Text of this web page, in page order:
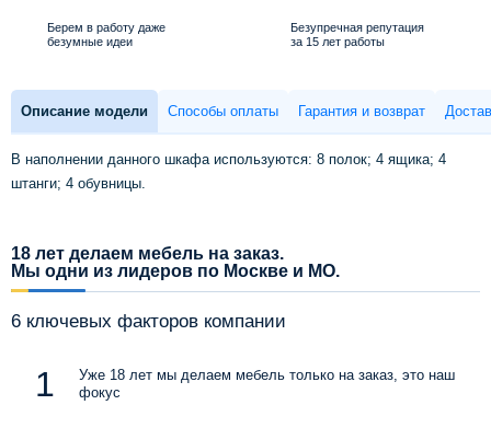
Берем в работу даже
безумные идеи
Безупречная репутация
за 15 лет работы
Описание модели Способы оплаты Гарантия и возврат
В наполнении данного шкафа используются: 8 полок; 4 ящика; 4
штанги; 4 обувницы.
18 лет делаем мебель на заказ.
Мы одни из лидеров по Москве и МО.
6 ключевых факторов компании
Уже 18 лет мы делаем мебель только на заказ, это наш
фокус